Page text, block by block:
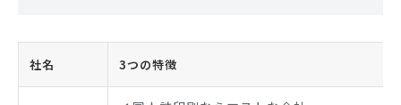
社名 3つの特徴